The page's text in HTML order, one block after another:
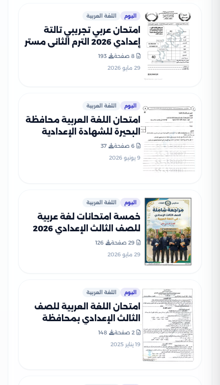
اليوم اللغة العربية
امتحان عربي تجريبي تالتة
إعدادي 2026 الترم الثاني مستر
أحمد صالح PDF
8 صفحة
193
29 مايو 2026
اليوم اللغة العربية
امتحان اللغة العربية محافظة
البحيرة للشهادة الإعدادية
مراجعة شاملة
6 صفحة
37
9 يونيو 2026
اليوم اللغة العربية
خمسة امتحانات لغة عربية
للصف الثالث الإعدادي 2026
ترم ثاني مع نموذج الإجابة من
مدارس الرواد للغات
29 صفحة
126
29 مايو 2026
اليوم اللغة العربية
امتحان اللغة العربية للصف
الثالث الإعدادي بمحافظة
الغربية الفصل الدراسي الأول
2025
2 صفحة
148
19 يناير 2025